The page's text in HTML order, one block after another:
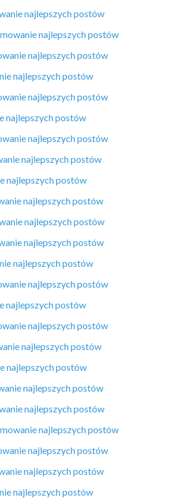
najlepszych postów
najlepszych postów
najlepszych postów
najlepszych postów
najlepszych postów
najlepszych postów
najlepszych postów
najlepszych postów
najlepszych postów
najlepszych postów
najlepszych postów
najlepszych postów
najlepszych postów
najlepszych postów
najlepszych postów
najlepszych postów
najlepszych postów
najlepszych postów
najlepszych postów
najlepszych postów
najlepszych postów
najlepszych postów
najlepszych postów
najlepszych postów